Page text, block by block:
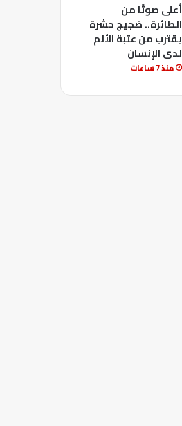
أعلى صوتًا من
الطائرة.. ضجيج حشرة
يقترب من عتبة الألم
لدى الإنسان
منذ 7 ساعات